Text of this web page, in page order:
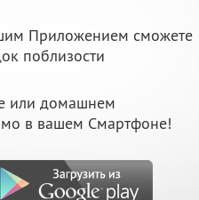
Приложением сможете
поблизости
или домашнем
в вашем Смартфоне!